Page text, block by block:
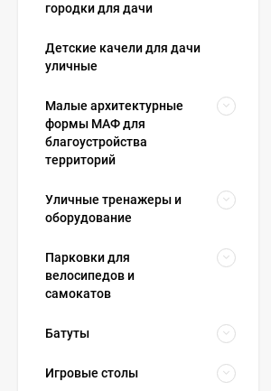
городки для дачи
Детские качели для дачи
уличные
Малые архитектурные
формы МАФ для
благоустройства
территорий
Уличные тренажеры и
оборудование
Парковки для
велосипедов и
самокатов
Батуты
Игровые столы